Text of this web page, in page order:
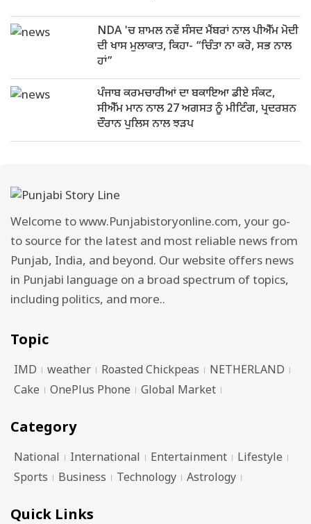
NDA 'ਚ ਸ਼ਾਮਲ ਨਵੇਂ ਸੰਸਦ ਮੈਂਬਰਾਂ ਨਾਲ ਪੀਐੱਮ ਮੋਦੀ
ਦੀ ਖਾਸ ਮੁਲਾਕਾਤ, ਕਿਹਾ- “ਚਿੰਤਾ ਨਾ ਕਰੋ, ਸਭ ਨਾਲ
ਹਾਂ”
ਪੰਜਾਬ ਕਰਮਚਾਰੀਆਂ ਦਾ ਬਕਾਇਆ ਡੀਏ ਸੰਕਟ,
ਸੀਐੱਮ ਮਾਨ ਨਾਲ 27 ਅਗਸਤ ਨੂੰ ਮੀਟਿੰਗ, ਪ੍ਰਦਰਸ਼ਨ
ਦੌਰਾਨ ਪੁਲਿਸ ਨਾਲ ਝੜਪ
Welcome to www.Punjabistoryonline.com, your go-
to source for the latest and most reliable news from
Punjab, India, and beyond. Our website offers news
in Punjabi language on a broad spectrum of topics,
including politics, and more..
Topic
IMD weather Roasted Chickpeas
NETHERLAND
Cake
OnePlus Phone Global Market
Category
National International Entertainment
Lifestyle
Sports
Business Technology Astrology
Quick Links